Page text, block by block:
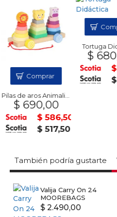
Pilas de aros Animalitos
$ 690,00
$ 586,50
$ 517,50
Comprar
Tortuga
$
También podría gustarte
Valija Carry On 24
MOOREBAGS
$ 2.490,00